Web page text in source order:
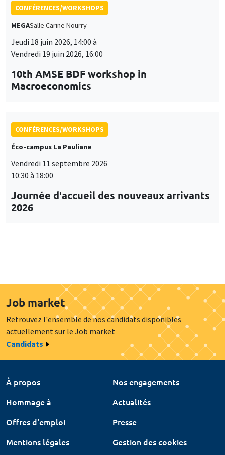
CONFÉRENCES/WORKSHOPS
MEGASalle Carine Nourry
Jeudi 18 juin 2026, 14:00 à
Vendredi 19 juin 2026, 16:00
10th AMSE BDF workshop in
Macroeconomics
CONFÉRENCES/WORKSHOPS
Éco-campus La Pauliane
Vendredi 11 septembre 2026
10:30 à 18:00
Journée d'accueil des nouveaux arrivants
2026
Job market
Retrouvez l'ensemble de nos candidats disponibles
actuellement sur le Job market
Candidats
À propos
Nos engagements
Hommage à
Actualités
Offres d'emploi
Presse
Mentions légales
Gestion des cookies